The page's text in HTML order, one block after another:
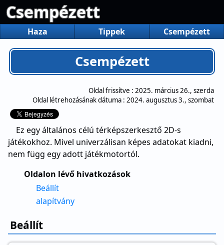
Csempézett
Haza Tippek Csempézett
Csempézett
Oldal frissítve : 2025. március 26., szerda
Oldal létrehozásának dátuma : 2024. augusztus 3., szombat
Ez egy általános célú térképszerkesztő 2D-s
játékokhoz. Mivel univerzálisan képes adatokat kiadni,
nem függ egy adott játékmotortól.
Oldalon lévő hivatkozások
Beállít
alapítvány
Beállít